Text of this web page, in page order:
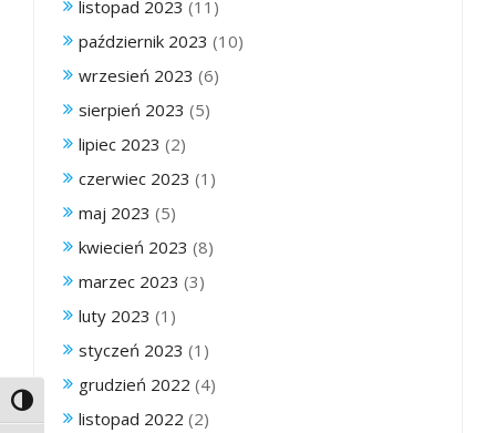
Toggle High Contrast
listopad 2023 (11)
październik 2023 (10)
wrzesień 2023 (6)
sierpień 2023 (5)
lipiec 2023 (2)
czerwiec 2023 (1)
maj 2023 (5)
kwiecień 2023 (8)
marzec 2023 (3)
luty 2023 (1)
styczeń 2023 (1)
grudzień 2022 (4)
listopad 2022 (2)